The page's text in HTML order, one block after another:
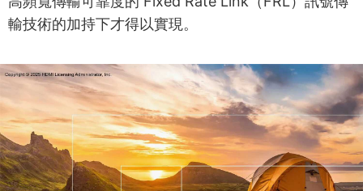
輸技術的加持下才得以實現。